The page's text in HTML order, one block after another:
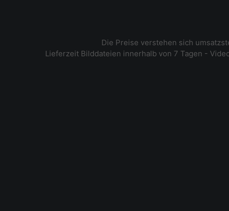
Die Preise verstehen sich
Lieferzeit Bilddateien innerhalb von 7 Tagen -